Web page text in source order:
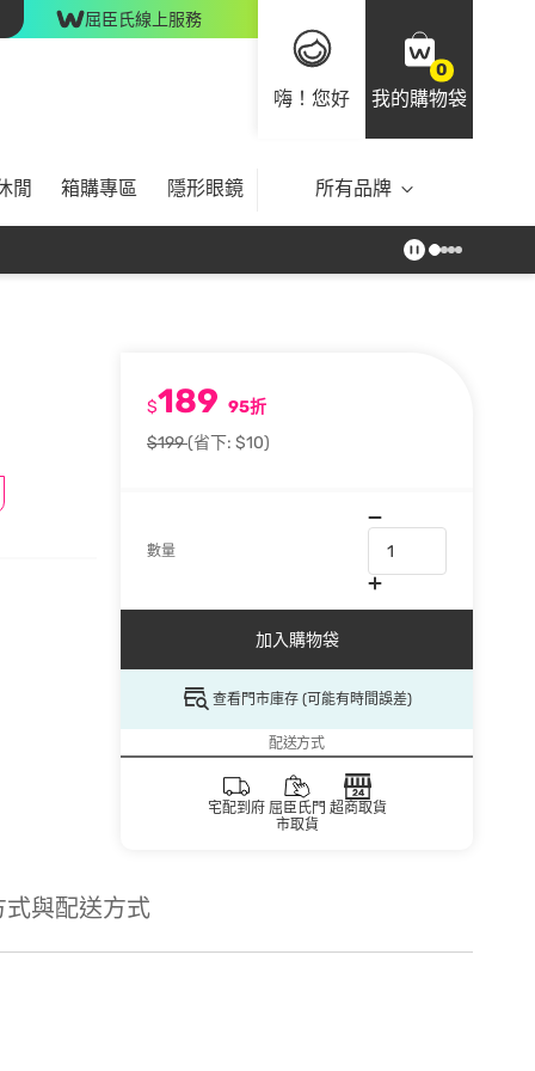
屈臣氏線上服務
嗨！您好
0
我的購物袋
閒 箱購專區 隱形眼鏡 所有品牌
$189 95折
$199(省下: $10)
數量
加入購物袋
查看門市庫存 (可能有時間誤差)
配送方式
宅配到府 屈臣氏門
市取貨
超商取貨
式與配送方式